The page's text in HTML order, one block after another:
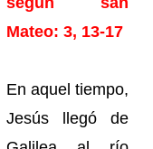
Mateo: 3, 13-17
En aquel tiempo,
Jesús llegó de